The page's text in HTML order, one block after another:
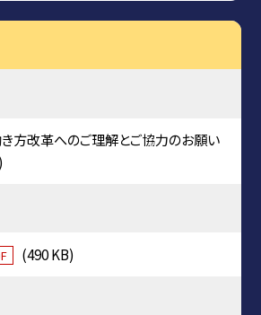
方改革へのご理解とご協力のお願い
(490 KB)